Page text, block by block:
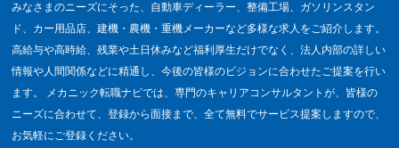
みなさまのニーズにそった、自動車ディーラー、整備工場、ガソリンスタン
ド、カー用品店、建機・農機・重機メーカーなど多様な求人をご紹介します。
高給与や高時給、残業や土日休みなど福利厚生だけでなく、法人内部の詳しい
情報や人間関係などに精通し、今後の皆様のビジョンに合わせたご提案を行い
ます。 メカニック転職ナビでは、専門のキャリアコンサルタントが、皆様の
ニーズに合わせて、登録から面接まで、全て無料でサービス提案しますので、
お気軽にご登録ください。